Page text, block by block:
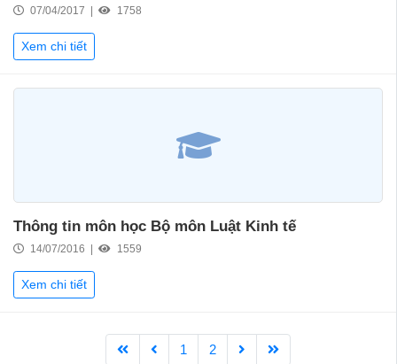
07/04/2017 | 1758
Xem chi tiết
Thông tin môn học Bộ môn Luật Kinh tế
14/07/2016 | 1559
Xem chi tiết
1 2